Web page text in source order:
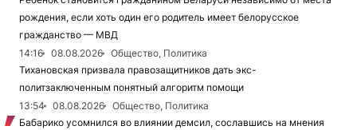
рождения, если хоть один его родитель имеет белорусское
гражданство — МВД
14:16
08.08.2026
Общество, Политика
Тихановская призвала правозащитников дать экс-
политзаключенным понятный алгоритм помощи
13:54
08.08.2026
Общество, Политика
Бабарико усомнился во влиянии демсил, сославшись на мнения